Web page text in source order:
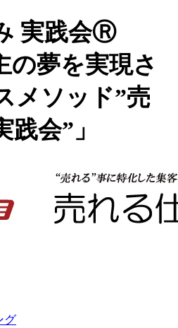
み 実践会Ⓡ
の夢を実現さ
メソッド”売
会”」
グ